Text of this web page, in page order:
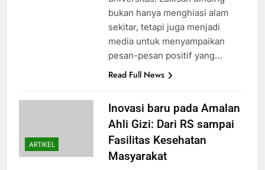
bukan hanya menghiasi alam
sekitar, tetapi juga menjadi
media untuk menyampaikan
pesan-pesan positif yang…
Read Full News
ARTIKEL
Inovasi baru pada Amalan
Ahli Gizi: Dari RS sampai
Fasilitas Kesehatan
Masyarakat